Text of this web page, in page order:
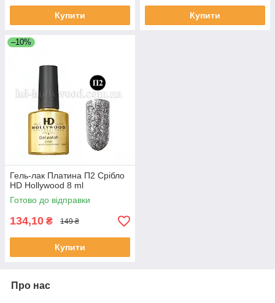
Купити Купити
–10%
Гель-лак Платина П2 Срібло
HD Hollywood 8 ml
Готово до відправки
134,10 ₴ 149 ₴
Купити
Про нас